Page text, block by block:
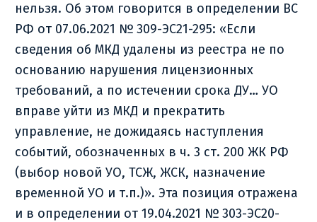
нельзя. Об этом говорится в определении ВС
РФ от 07.06.2021 № 309-ЭС21-295: «Если
сведения об МКД удалены из реестра не по
основанию нарушения лицензионных
требований, а по истечении срока ДУ… УО
вправе уйти из МКД и прекратить
управление, не дожидаясь наступления
событий, обозначенных в ч. 3 ст. 200 ЖК РФ
(выбор новой УО, ТСЖ, ЖСК, назначение
временной УО и т.п.)». Эта позиция отражена
и в определении от 19.04.2021 № 303-ЭС20-